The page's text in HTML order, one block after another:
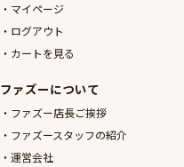
マイページ
ログアウト
カートを見る
ファズーについて
ファズー店長ご挨拶
ファズースタッフの紹介
運営会社